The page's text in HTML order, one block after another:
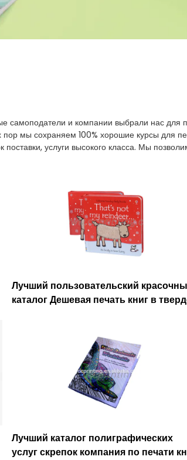
самоподатели и компании выбрали нас для
пор мы сохраняем 100% хорошие курсы для
услуги высокого класса. Мы
Лучший пользовательский
каталог Дешевая печать книг в
Лучший каталог полиграфических
услуг скрепок компания по печати